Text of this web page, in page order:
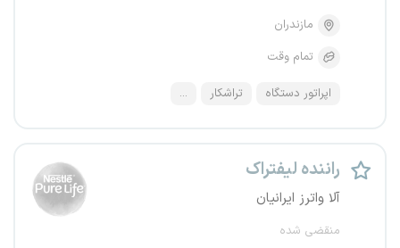
مازندران
تمام وقت
اپراتور دستگاه تراشکار ...
راننده لیفتراک
آلا واترز ایرانیان
منقضی شده